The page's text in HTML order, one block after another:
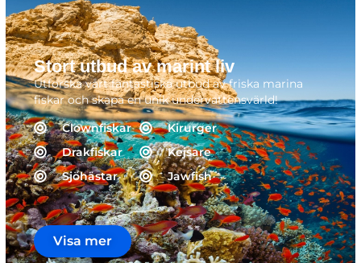
Stort utbud av marint liv
Utforska vårt fantastiska utbud av friska marina
fiskar och skapa en unik undervattensvärld!
Clownfiskar
Drakfiskar
Sjöhästar
Kirurger
Kejsare
Jawfish
Visa mer